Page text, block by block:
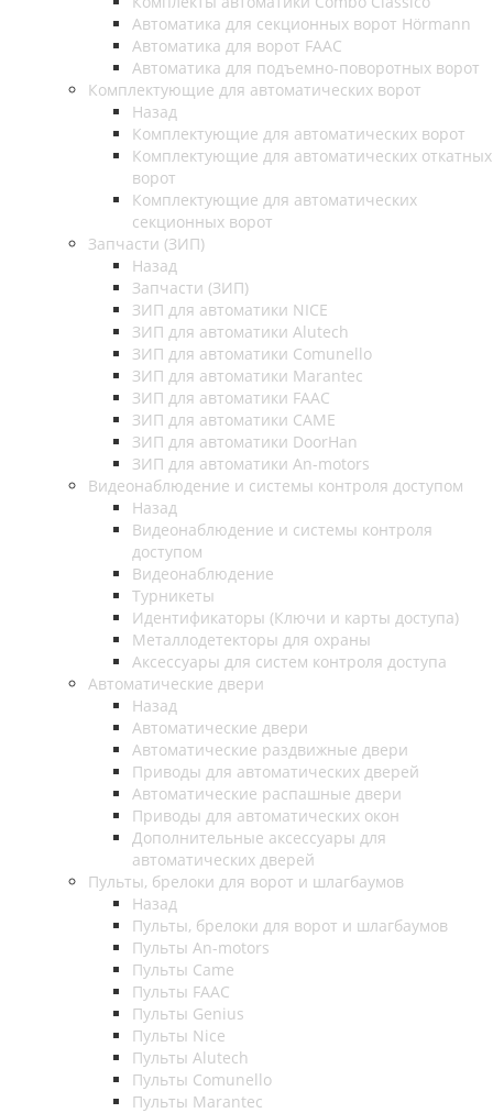
Автоматика для секционных ворот Hörmann
Автоматика для ворот FAAC
Автоматика для подъемно-поворотных ворот
Комплектующие для автоматических ворот
Назад
Комплектующие для автоматических ворот
Комплектующие для автоматических откатных
ворот
Комплектующие для автоматических
секционных ворот
Запчасти (ЗИП)
Назад
Запчасти (ЗИП)
ЗИП для автоматики NICE
ЗИП для автоматики Alutech
ЗИП для автоматики Comunello
ЗИП для автоматики Marantec
ЗИП для автоматики FAAC
ЗИП для автоматики CAME
ЗИП для автоматики DoorHan
ЗИП для автоматики An-motors
Видеонаблюдение и системы контроля доступом
Назад
Видеонаблюдение и системы контроля
доступом
Видеонаблюдение
Турникеты
Идентификаторы (Ключи и карты доступа)
Металлодетекторы для охраны
Аксессуары для систем контроля доступа
Автоматические двери
Назад
Автоматические двери
Автоматические раздвижные двери
Приводы для автоматических дверей
Автоматические распашные двери
Приводы для автоматических окон
Дополнительные аксессуары для
автоматических дверей
Пульты, брелоки для ворот и шлагбаумов
Назад
Пульты, брелоки для ворот и шлагбаумов
Пульты An-motors
Пульты Came
Пульты FAAC
Пульты Genius
Пульты Nice
Пульты Alutech
Пульты Сomunello
Пульты Marantec